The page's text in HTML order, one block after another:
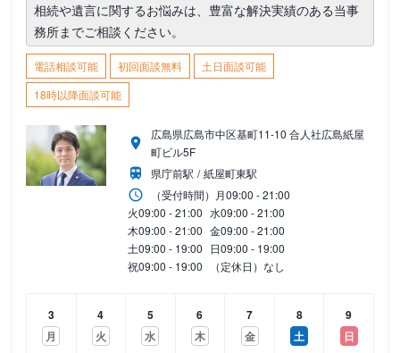
相続や遺言に関するお悩みは、豊富な解決実績のある当事
務所までご相談ください。
電話相談可能 初回面談無料
土日面談可能
18時以降面談可能
広島県広島市中区基町11-10 合人社広島紙屋
町ビル5F
県庁前駅
紙屋町東駅
（受付時間） 月09:00 - 21:00
火09:00 - 21:00 水09:00 - 21:00
木09:00 - 21:00 金09:00 - 21:00
土09:00 - 19:00 日09:00 - 19:00
祝09:00 - 19:00 （定休日）なし
3
月
4
火
5
水
6
木
7
金
8
土
9
日